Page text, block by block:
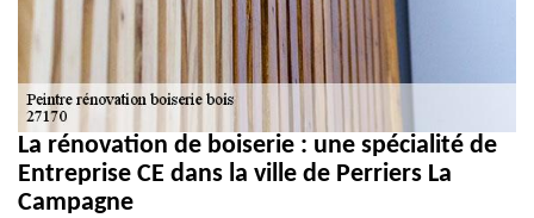
La rénovation de boiserie : une spécialité de
Entreprise CE dans la ville de Perriers La
Campagne